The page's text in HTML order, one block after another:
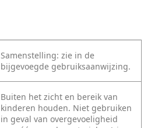
Samenstelling: zie in de
bijgevoegde gebruiksaanwijzing.
Buiten het zicht en bereik van
kinderen houden. Niet gebruiken
in geval van overgevoeligheid